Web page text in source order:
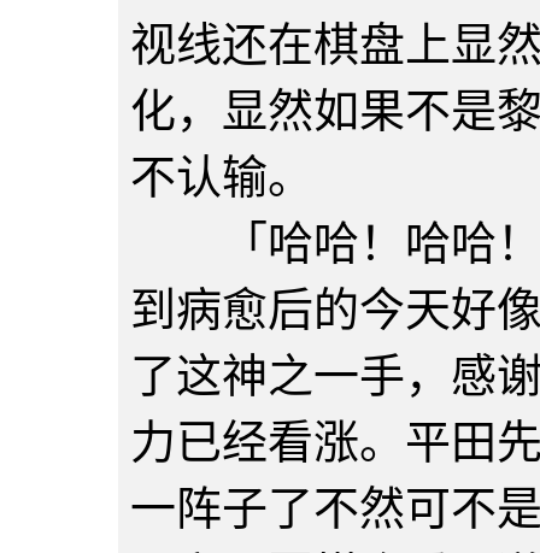
视线还在棋盘上显
化，显然如果不是
不认输。
「哈哈！哈哈！
到病愈后的今天好
了这神之一手，感
力已经看涨。平田
一阵子了不然可不